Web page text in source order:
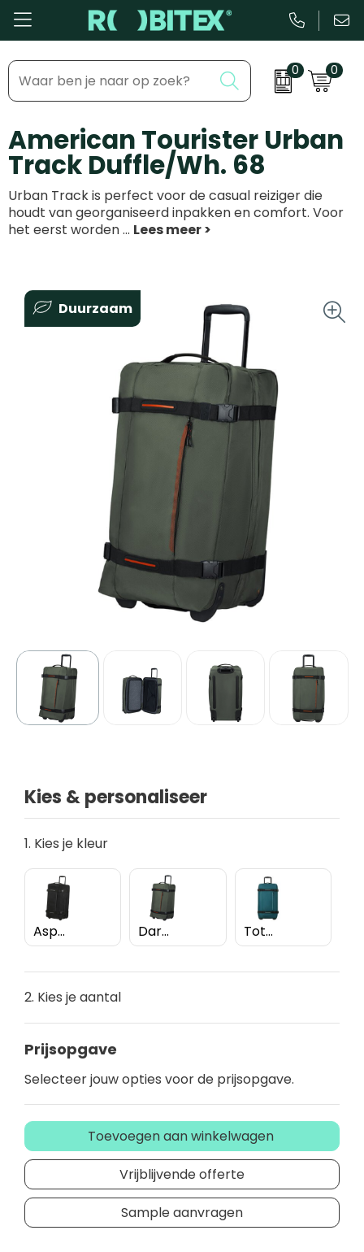
0 0
Bestsellers
Beurs & Event
Kantoor & Schrijfwaren
Eten & Drinkware
Groei & bloei
Kleding & accessoires
Outdoor & Vrije tijd
Technologie & gadgets
Home & Living
Inhaakmomenten
Feestdagen
Zakelijke evenementen
Dag van de ...
American Tourister Urban
Track Duffle/Wh. 68
Urban Track is perfect voor de casual reiziger die
houdt van georganiseerd inpakken en comfort. Voor
het eerst worden...
Duurzaam
Kies & personaliseer
1. Kies je kleur
Asphalt Black Dark Khaki Totally Teal
2. Kies je aantal
Prijsopgave
Selecteer jouw opties voor de prijsopgave.
Toevoegen aan winkelwagen
Vrijblijvende offerte
Sample aanvragen